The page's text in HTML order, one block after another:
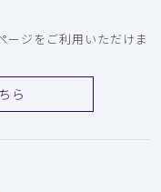
ージをご利用いただけま
ら